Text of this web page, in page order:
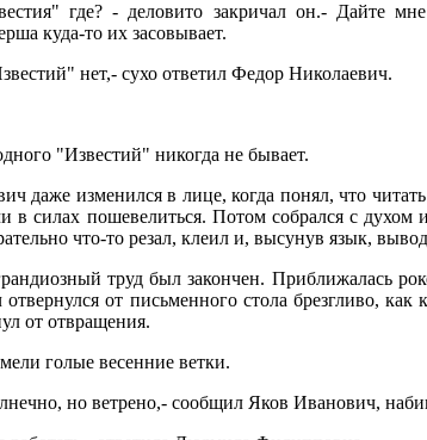
где? - деловито закричал он.- Дайте
куда-то их засовывает.
нет,- сухо ответил Федор Николаевич.
"Известий" никогда не бывает.
даже изменился в лице, когда понял, что
в силах пошевелиться. Потом собрался с духом
что-то резал, клеил и, высунув язык,
труд был закончен. Приближалась
от письменного стола брезгливо,
от отвращения.
голые весенние ветки.
но ветрено,- сообщил Яков Иванович,